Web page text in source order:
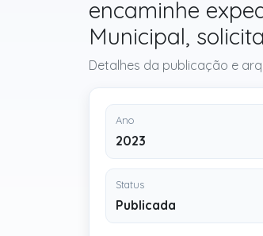
encaminhe
Municipal,
Detalhes da publicação e
Ano
2023
Status
Publicada